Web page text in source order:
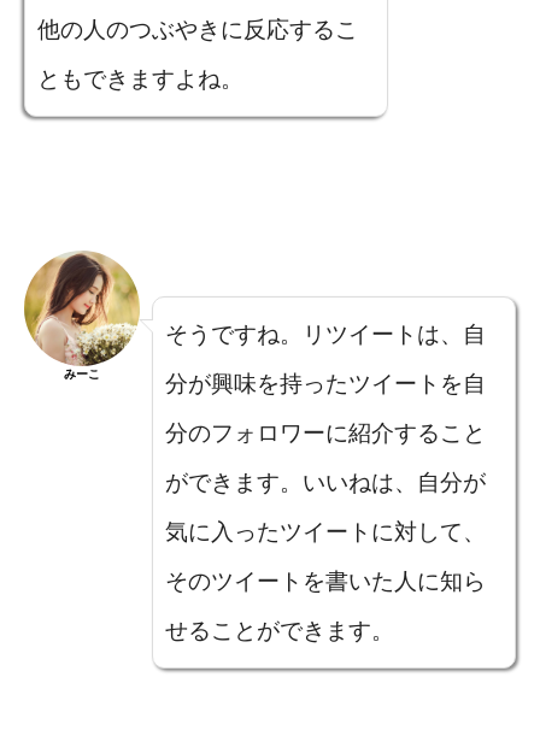
他の人のつぶやきに反応するこ
ともできますよね。
みーこ
そうですね。リツイートは、自
分が興味を持ったツイートを自
分のフォロワーに紹介すること
ができます。いいねは、自分が
気に入ったツイートに対して、
そのツイートを書いた人に知ら
せることができます。